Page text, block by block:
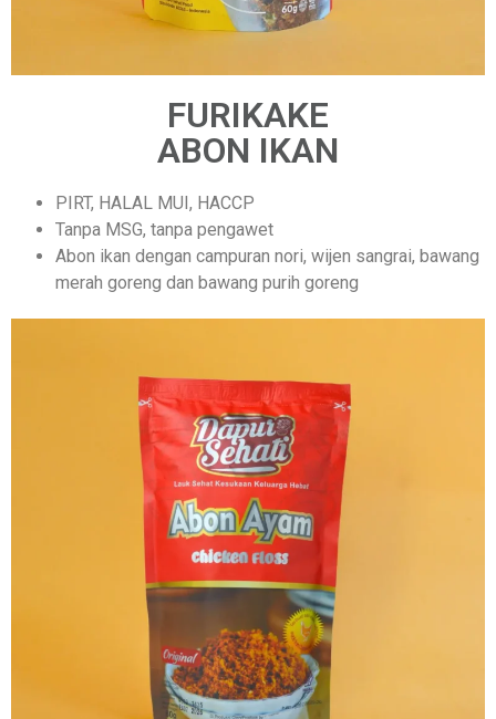
FURIKAKE
ABON IKAN
PIRT, HALAL MUI, HACCP
Tanpa MSG, tanpa pengawet
Abon ikan dengan campuran nori, wijen sangrai, bawang
merah goreng dan bawang purih goreng